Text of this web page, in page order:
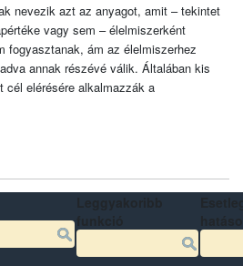
nevezik azt az anyagot, amit – tekintet
vagy sem – élelmiszerként
fogyasztanak, ám az élelmiszerhez
annak részévé válik. Általában kis
cél elérésére alkalmazzák a